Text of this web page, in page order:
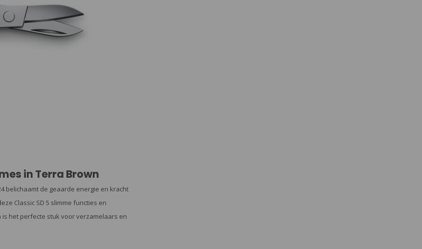
in Terra Brown
belichaamt de geaarde energie en kracht
Classic SD 5 slimme functies en
het perfecte stuk voor verzamelaars en